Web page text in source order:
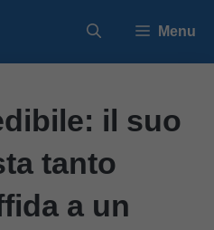
Menu
il suo
tanto
a un